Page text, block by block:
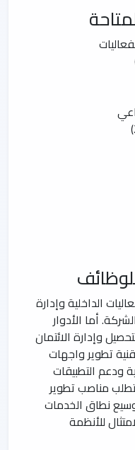
الداخلية وإدارة
أما الأدوار
وإدارة الائتمان
تطوير واجهات
ودعم التطبيقات
مناصب تطوير
نطاق الخدمات
للأنظمة